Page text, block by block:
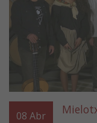
08 Abr